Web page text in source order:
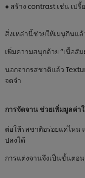
● สร้าง contrast เช่น เป
สิ่งเหล่านี้ช่วยให้เมนูกินแ
เพิ่มความสนุกด้วย “เนื้อสัม
นอกจากรสชาติแล้ว
จดจำ
การจัดจาน ช่วยเพิ่มมูลค่า
ต่อให้รสชาติอร่อยแค่ไหน
ปลงได้
การแต่งจานจึงเป็นขั้นตอ